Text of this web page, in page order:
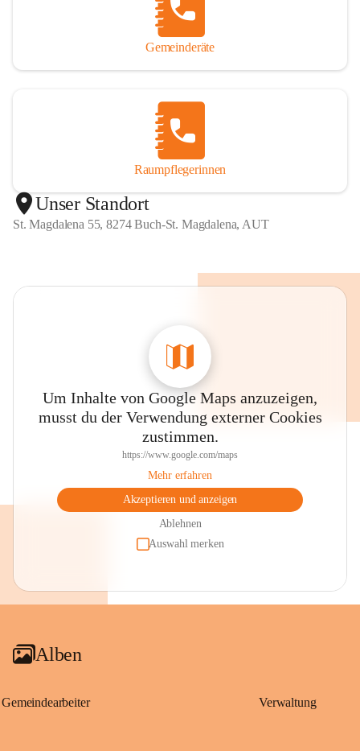
Gemeinderäte
Raumpflegerinnen
Unser Standort
St. Magdalena 55, 8274 Buch-St. Magdalena, AUT
Um Inhalte von Google Maps anzuzeigen,
musst du der Verwendung externer Cookies
zustimmen.
https://www.google.com/maps
Mehr erfahren
Akzeptieren und anzeigen
Ablehnen
Auswahl merken
Alben
Gemeindearbeiter Verwaltung